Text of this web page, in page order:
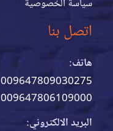
سياسة الخصوصية
اتصل بنا
هاتف:
009647809030275
009647806109000
البريد الالكتروني: